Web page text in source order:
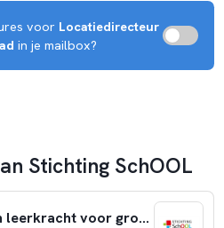
voor Locatiedirecteur
in je mailbox?
Stichting SchOOL
OBS De Brink zoekt een leerkracht voor groep 1-2-3 (0,4 fte)